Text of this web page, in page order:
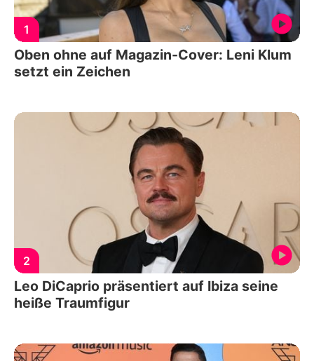
1
Oben ohne auf Magazin-Cover: Leni Klum
setzt ein Zeichen
2
Leo DiCaprio präsentiert auf Ibiza seine
heiße Traumfigur